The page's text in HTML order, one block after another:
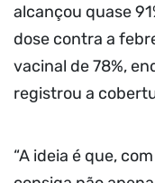
alcançou quase
dose contra a
vacinal de 78%,
registrou a
“A ideia é que,